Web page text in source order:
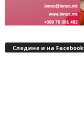
Следине и на Facebook